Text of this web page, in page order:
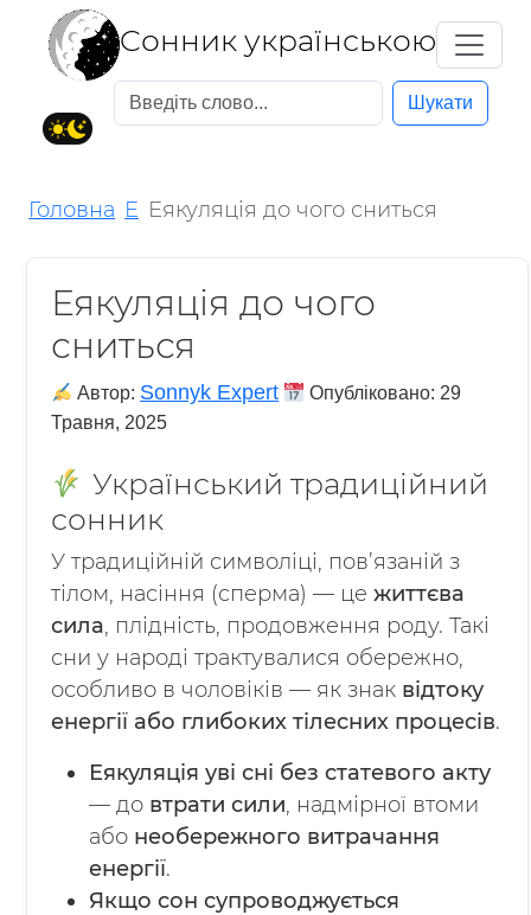
Cонник українською
Шукати
Головна Е Еякуляція до чого сниться
Еякуляція до чого
сниться
Автор: Sonnyk Expert Опубліковано: 29
Травня, 2025
Український традиційний
сонник
У традиційній символіці, пов’язаній з
тілом, насіння (сперма) — це життєва
сила, плідність, продовження роду. Такі
сни у народі трактувалися обережно,
особливо в чоловіків — як знак відтоку
енергії або глибоких тілесних процесів.
Еякуляція уві сні без статевого акту
— до втрати сили, надмірної втоми
або необережного витрачання
енергії.
Якщо сон супроводжується